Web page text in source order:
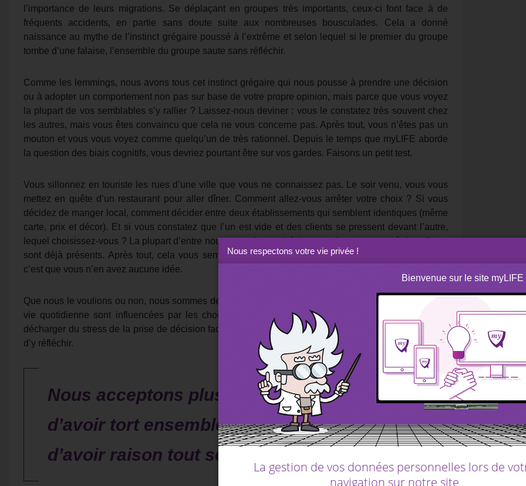
l’importance de leurs migrations. Se déplaçant en groupes très importants, ceux-ci font face à de
fréquents accidents, en partie sans doute suite aux nombreuses bousculades. Cela a donné
naissance au mythe de l’instinct grégaire poussé à l’extrême et selon lequel si le premier du groupe
tombe d’une falaise, l’ensemble du groupe saute sans réfléchir.
Comme les lemmings, nous avons tous cet instinct grégaire qui nous pousse à prendre une décision
ou à adopter un comportement non pas sur base de votre propre opinion, mais parce que vous voyez
la plupart de vos semblables s’y rallier ? Laissez-nous deviner : vous le constatez très souvent chez
les autres, mais vous êtes convaincu que cela ne vous concerne pas. Après tout, vous n’êtes pas un
mouton et vous vous voyez comme quelqu’un de très rationnel. Depuis le temps que myLIFE aborde
la question des biais cognitifs, vous devriez pourtant être sur vos gardes. Faisons un petit test.
Vous sillonnez en touriste les rues d’une ville que vous ne connaissez pas. Le soir venu, vous vous
mettez en quête d’un restaurant pour aller dîner. Comment allez-vous arrêter votre choix ? Si vous
décidez de manger local, comment décider entre deux établissements qui semblent identiques (même
carte, prix et décor). Et si vous constatez que l’un est vide et des clients se pressent devant l’autre,
lequel choisissez-vous ? La plupart d’entre nous opterait sans hésiter pour le restaurant où des clients
sont déjà présents. Après tout, cela vous semble être un bon indicateur de fiabilité. Mais la réalité,
c’est que vous n’en avez aucune idée.
Que nous le voulions ou non, nous sommes des animaux sociaux et la plupart des décisions de notre
vie quotidienne sont influencées par les choix des autres. C’est une manière pour nous de nous
décharger du stress de la prise de décision face à un choix qui ne va pas de soi si on prend la peine
d’y réfléchir.
Nous acceptons plus volontiers le risque
d’avoir tort ensemble, que de prendre le risque
d’avoir raison tout seul.
Nous respectons votre vie privée !
Bienvenue sur le site myLIFE
La gestion de vos données personnelles lors de
navigation sur notre site